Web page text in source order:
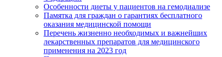
Особенности диеты у пациентов на гемодиализе
Памятка для граждан о гарантиях бесплатного
оказания медицинской помощи
Перечень жизненно необходимых и важнейших
лекарственных препаратов для медицинского
применения на 2023 год